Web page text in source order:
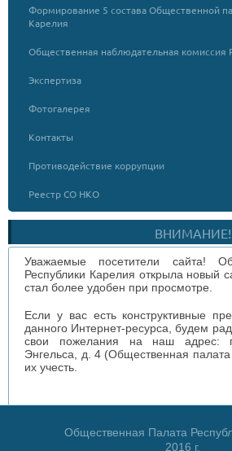
Формирование 5 состава Общественной
Карелия
Общественная наблюдательная комиссия
Экспертиза
Фотогалерея
Контакты
Противодействие коррупции
Реестр СО НКО
ВНИМАНИЕ!
Уважаемые посетители сайта!
Республики Карелия открыла новый
стал более удобен при просмотре.
Если у вас есть конструктивные
данного Интернет-ресурса, будем
свои пожелания на наш адрес:
Энгельса, д. 4 (Общественная
их учесть.
Общественная Палата
2016 г.